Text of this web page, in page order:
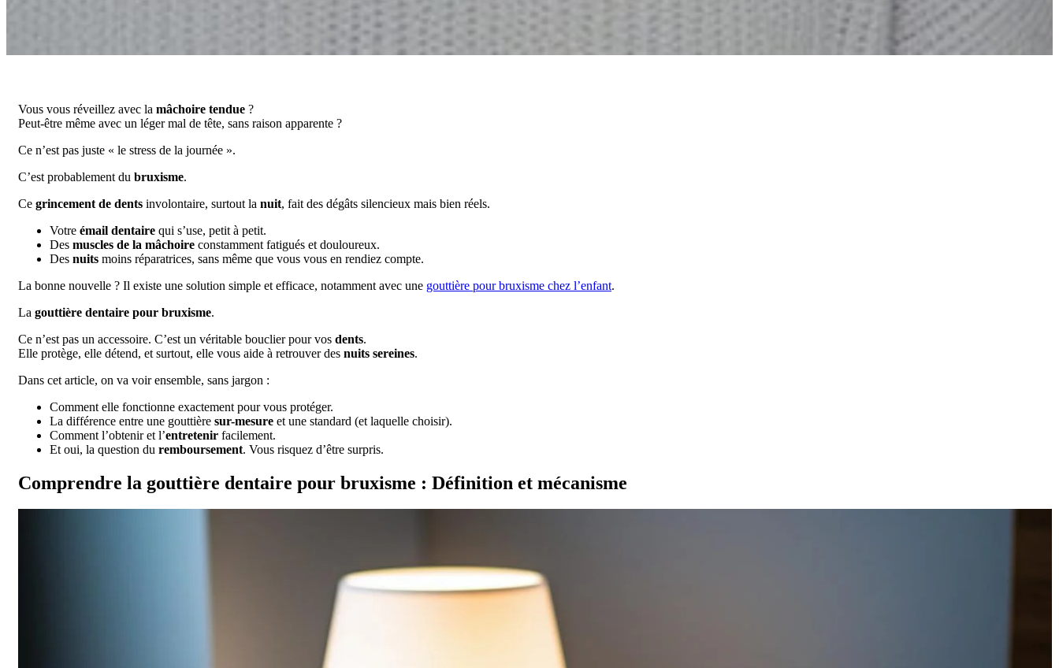
Vous vous réveillez avec la mâchoire tendue ?
Peut-être même avec un léger mal de tête, sans raison apparente ?
Ce n’est pas juste « le stress de la journée ».
C’est probablement du bruxisme.
Ce grincement de dents involontaire, surtout la nuit, fait des dégâts silencieux mais bien réels.
Votre émail dentaire qui s’use, petit à petit.
Des muscles de la mâchoire constamment fatigués et douloureux.
Des nuits moins réparatrices, sans même que vous vous en rendiez compte.
La bonne nouvelle ? Il existe une solution simple et efficace, notamment avec une gouttière pour bruxisme chez l’enfant.
La gouttière dentaire pour bruxisme.
Ce n’est pas un accessoire. C’est un véritable bouclier pour vos dents.
Elle protège, elle détend, et surtout, elle vous aide à retrouver des nuits sereines.
Dans cet article, on va voir ensemble, sans jargon :
Comment elle fonctionne exactement pour vous protéger.
La différence entre une gouttière sur-mesure et une standard (et laquelle choisir).
Comment l’obtenir et l’entretenir facilement.
Et oui, la question du remboursement. Vous risquez d’être surpris.
Comprendre la gouttière dentaire pour bruxisme : Définition et mécanisme